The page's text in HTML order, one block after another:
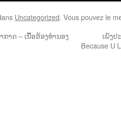
Uncategorized. Vous pouvez le
ກາດ – ເນື້ອຮ້ອງທຳນອງ
ເພັງ
Because U